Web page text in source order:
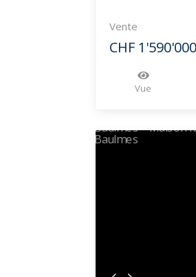
Vente
CHF
Vue